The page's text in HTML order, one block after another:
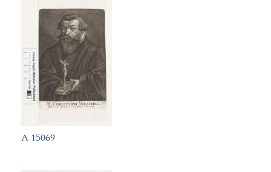
A 15069